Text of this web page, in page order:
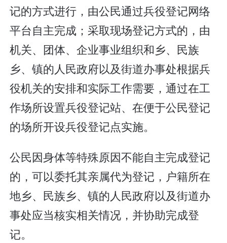
记的方式进行，由公民通过兵役登记网络
平台自主完成；采取现场登记方式的，由
机关、团体、企业事业组织和乡、民族
乡、镇的人民政府以及街道办事处根据兵
役机关的安排和实际工作需要，通过在工
作场所设置兵役登记站、在便于公民登记
的场所开设兵役登记点实施。
公民因身体等特殊原因不能自主完成登记
的，可以委托其亲属代为登记，户籍所在
地乡、民族乡、镇的人民政府以及街道办
事处应当核实相关情况，并协助完成登
记。